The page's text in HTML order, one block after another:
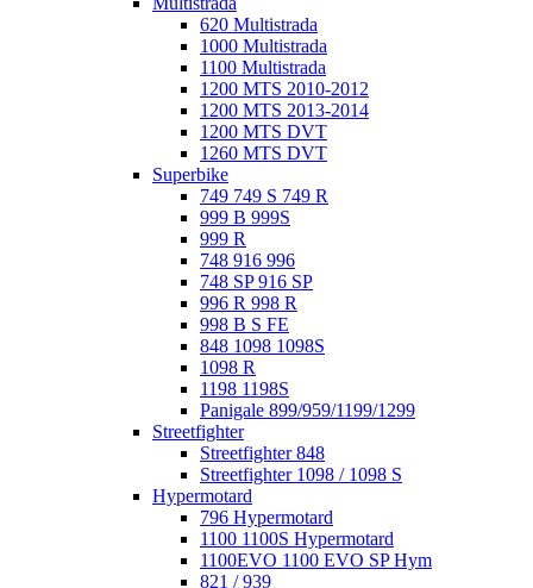
620 Multistrada
1000 Multistrada
1100 Multistrada
1200 MTS 2010-2012
1200 MTS 2013-2014
1200 MTS DVT
1260 MTS DVT
Superbike
749 749 S 749 R
999 B 999S
999 R
748 916 996
748 SP 916 SP
996 R 998 R
998 B S FE
848 1098 1098S
1098 R
1198 1198S
Panigale 899/959/1199/1299
Streetfighter
Streetfighter 848
Streetfighter 1098 / 1098 S
Hypermotard
796 Hypermotard
1100 1100S Hypermotard
1100EVO 1100 EVO SP Hym
821 / 939